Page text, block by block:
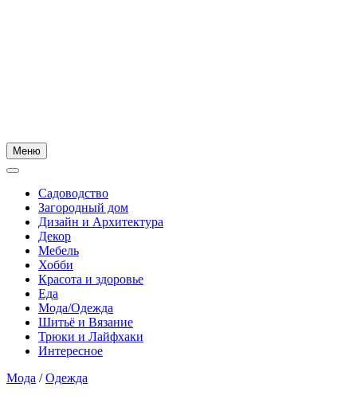
Меню
Садоводство
Загородный дом
Дизайн и Архитектура
Декор
Мебель
Хобби
Красота и здоровье
Еда
Мода/Одежда
Шитьё и Вязание
Трюки и Лайфхаки
Интересное
Мода /Одежда